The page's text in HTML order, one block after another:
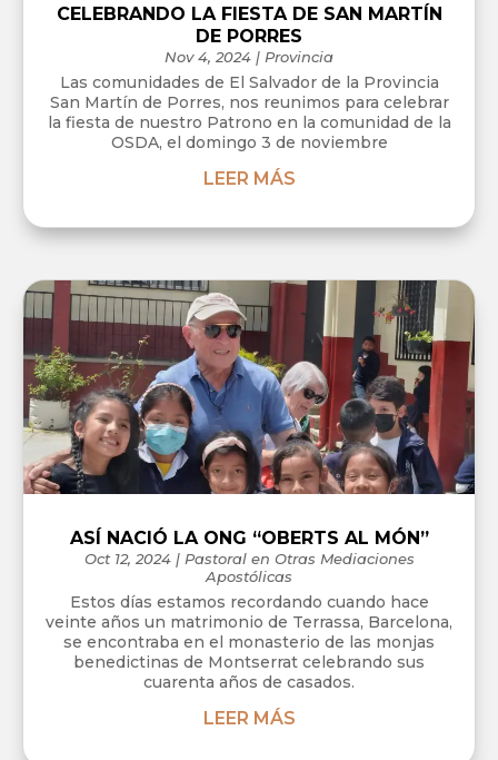
CELEBRANDO LA FIESTA DE SAN MARTÍN
DE PORRES
Nov 4, 2024 | Provincia
Las comunidades de El Salvador de la Provincia
San Martín de Porres, nos reunimos para celebrar
la fiesta de nuestro Patrono en la comunidad de la
OSDA, el domingo 3 de noviembre
LEER MÁS
ASÍ NACIÓ LA ONG “OBERTS AL MÓN”
Oct 12, 2024| Pastoral en Otras Mediaciones
Apostólicas
Estos días estamos recordando cuando hace
veinte años un matrimonio de Terrassa, Barcelona,
se encontraba en el monasterio de las monjas
benedictinas de Montserrat celebrando sus
cuarenta años de casados.
LEER MÁS